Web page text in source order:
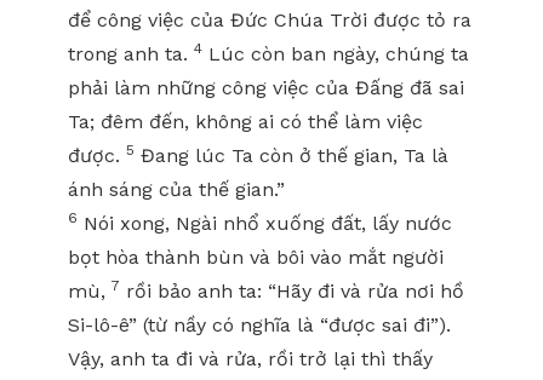
để công việc của Đức Chúa Trời được tỏ ra
trong anh ta. 4 Lúc còn ban ngày, chúng ta
phải làm những công việc của Đấng đã sai
Ta; đêm đến, không ai có thể làm việc
được. 5 Đang lúc Ta còn ở thế gian, Ta là
ánh sáng của thế gian.”
6 Nói xong, Ngài nhổ xuống đất, lấy nước
bọt hòa thành bùn và bôi vào mắt người
mù, 7 rồi bảo anh ta: “Hãy đi và rửa nơi hồ
Si-lô-ê” (từ nầy có nghĩa là “được sai đi”).
Vậy, anh ta đi và rửa, rồi trở lại thì thấy